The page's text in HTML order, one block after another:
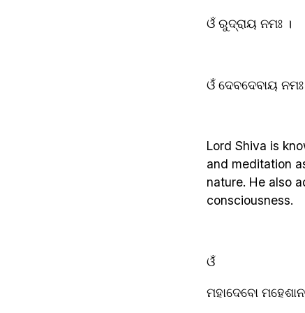
ଓଁ ରୁଦ୍ରାୟ ନମଃ ।
ଓଁ ଦେବଦେବାୟ ନମଃ
Lord Shiva is
and meditation
nature. He also
consciousness.
ଓଁ
ମହାଦେବୋ